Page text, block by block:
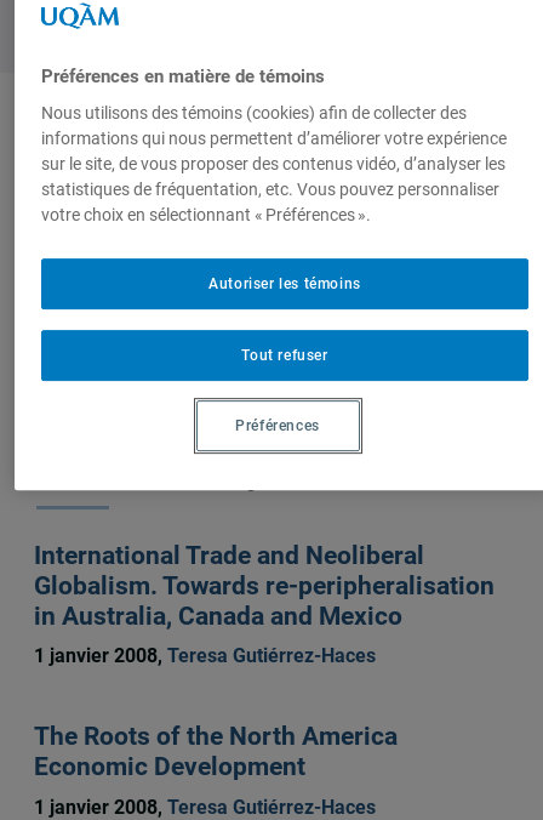
Auteurs-trices
International Trade and Neoliberal
Globalism. Towards re-peripheralisation
in Australia, Canada and Mexico
1 janvier 2008, Teresa Gutiérrez-Haces
The Roots of the North America
Economic Development
1 janvier 2008, Teresa Gutiérrez-Haces
Préférences en matière de témoins
Nous utilisons des témoins (cookies) afin de collecter des
informations qui nous permettent d’améliorer votre expérience
sur le site, de vous proposer des contenus vidéo, d’analyser les
statistiques de fréquentation, etc. Vous pouvez personnaliser
votre choix en sélectionnant « Préférences ».
Tout refuser
Autoriser les témoins
Préférences